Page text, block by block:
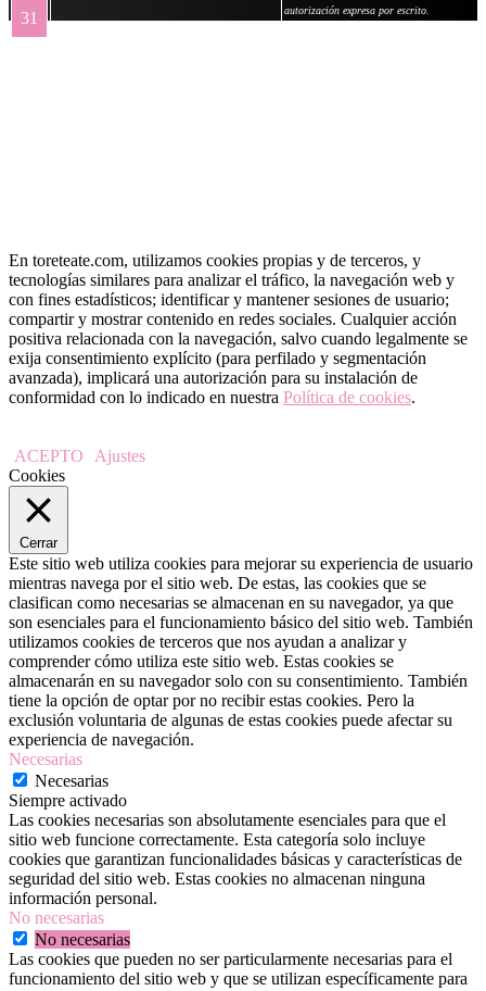
31
autorización expresa por escrito.
En toreteate.com, utilizamos cookies propias y de terceros, y
tecnologías similares para analizar el tráfico, la navegación web y
con fines estadísticos; identificar y mantener sesiones de usuario;
compartir y mostrar contenido en redes sociales. Cualquier acción
positiva relacionada con la navegación, salvo cuando legalmente se
exija consentimiento explícito (para perfilado y segmentación
avanzada), implicará una autorización para su instalación de
conformidad con lo indicado en nuestra Política de cookies.
ACEPTO
Ajustes
Cookies
Cerrar
Este sitio web utiliza cookies para mejorar su experiencia de usuario
mientras navega por el sitio web. De estas, las cookies que se
clasifican como necesarias se almacenan en su navegador, ya que
son esenciales para el funcionamiento básico del sitio web. También
utilizamos cookies de terceros que nos ayudan a analizar y
comprender cómo utiliza este sitio web. Estas cookies se
almacenarán en su navegador solo con su consentimiento. También
tiene la opción de optar por no recibir estas cookies. Pero la
exclusión voluntaria de algunas de estas cookies puede afectar su
experiencia de navegación.
Necesarias
Necesarias
Siempre activado
Las cookies necesarias son absolutamente esenciales para que el
sitio web funcione correctamente. Esta categoría solo incluye
cookies que garantizan funcionalidades básicas y características de
seguridad del sitio web. Estas cookies no almacenan ninguna
información personal.
No necesarias
No necesarias
Las cookies que pueden no ser particularmente necesarias para el
funcionamiento del sitio web y que se utilizan específicamente para